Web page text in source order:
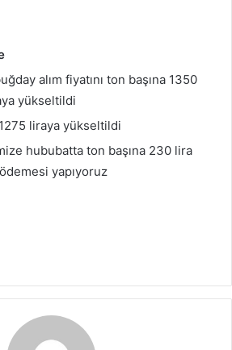
alım fiyatını ton başına 1350
yükseltildi
liraya yükseltildi
hububatta ton başına 230 lira
yapıyoruz